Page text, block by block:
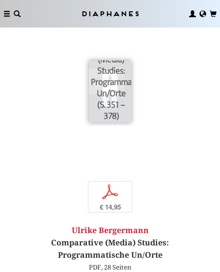
Diaphanes
(Media)
Studies:
Programmatische
Un/Orte
(S. 351 –
378)
p
€ 14,95
Ulrike Bergermann
Comparative (Media) Studies:
Programmatische Un/Orte
PDF, 28 Seiten